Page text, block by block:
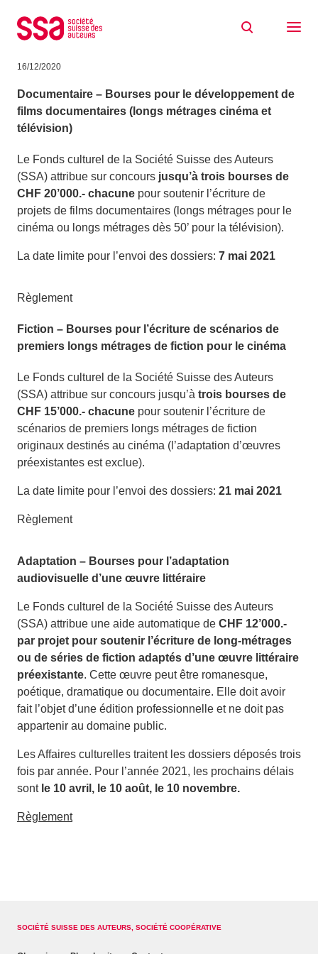
les concours et soutiens 2021
16/12/2020
Documentaire – Bourses pour le développement de
films documentaires (longs métrages cinéma et
télévision)
Le Fonds culturel de la Société Suisse des Auteurs
(SSA) attribue sur concours jusqu’à trois bourses de
CHF 20’000.- chacune pour soutenir l’écriture de
projets de films documentaires (longs métrages pour le
cinéma ou longs métrages dès 50’ pour la télévision).
La date limite pour l’envoi des dossiers: 7 mai 2021
Règlement
Fiction – Bourses pour l’écriture de scénarios de
premiers longs métrages de fiction pour le cinéma
Le Fonds culturel de la Société Suisse des Auteurs
(SSA) attribue sur concours jusqu’à trois bourses de
CHF 15’000.- chacune pour soutenir l’écriture de
scénarios de premiers longs métrages de fiction
originaux destinés au cinéma (l’adaptation d’œuvres
préexistantes est exclue).
La date limite pour l’envoi des dossiers: 21 mai 2021
Règlement
Adaptation – Bourses pour l’adaptation
audiovisuelle d’une œuvre littéraire
Le Fonds culturel de la Société Suisse des Auteurs
(SSA) attribue une aide automatique de CHF 12’000.-
par projet pour soutenir l’écriture de long-métrages
ou de séries de fiction adaptés d’une œuvre littéraire
préexistante. Cette œuvre peut être romanesque,
poétique, dramatique ou documentaire. Elle doit avoir
fait l’objet d’une édition professionnelle et ne doit pas
appartenir au domaine public.
Les Affaires culturelles traitent les dossiers déposés trois
fois par année. Pour l’année 2021, les prochains délais
sont le 10 avril, le 10 août, le 10 novembre.
Règlement
SOCIÉTÉ SUISSE DES AUTEURS, SOCIÉTÉ COOPÉRATIVE